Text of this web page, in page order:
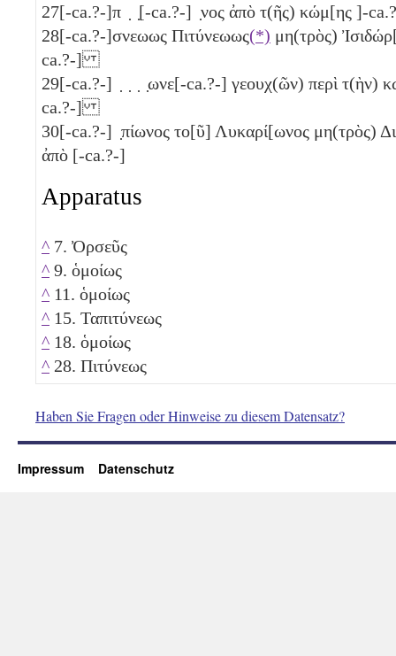
27[-ca.?-]π ̣ ̣[-ca.?-] ̣νος ἀπὸ τ(ῆς) κώμ[ης ]-
28[-ca.?-]σνεωως Πιτύνεωως(*) μη(τρὸς)
ca.?-]
29[-ca.?-] ̣ ̣ ̣ ̣ωνε[-ca.?-] γεουχ(ῶν) περὶ τ(ὴν)
ca.?-]
30[-ca.?-] ̣πίωνος το[ῦ] Λυκαρί[ωνος μη(τρὸς)
ἀπὸ [-ca.?-]
Apparatus
^ 7. Ὀρσεῦς
^ 9. ὁμοίως
^ 11. ὁμοίως
^ 15. Ταπιτύνεως
^ 18. ὁμοίως
^ 28. Πιτύνεως
Haben Sie Fragen oder Hinweise zu diesem Datensatz?
Impressum Datenschutz